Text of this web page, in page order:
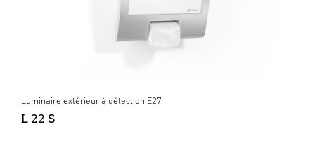
Luminaire extérieur à détection E27
L 22 S